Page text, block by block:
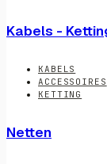
Kabels -
KABELS
ACCESSOIRES
KETTING
Netten